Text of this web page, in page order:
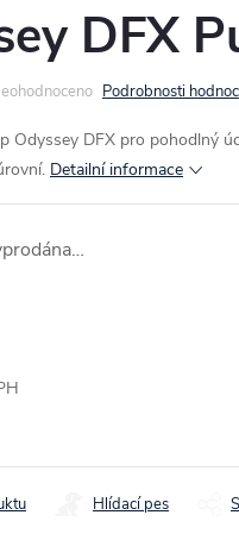
DFX
Podrobnosti
Odyssey DFX pro pohodlný
Detailní informace
Hlídací pes